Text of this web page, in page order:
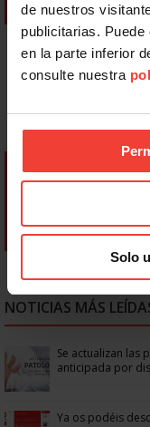
de nuestros
publicitarias.
en la parte inferior
consulte nuestra
Solo
NOTICIAS MÁS
Se actualizan las
anticipada por
Ya os podéis